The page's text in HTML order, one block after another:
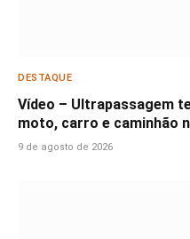
DESTAQUE
Vídeo – Ultrapassagem
moto, carro e caminhão
9 de agosto de 2026